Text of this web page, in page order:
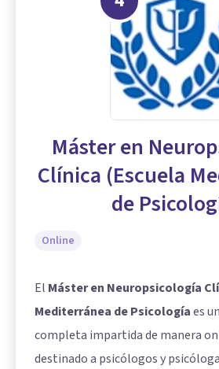
Máster en
Clínica (Escuela
de
Online
El Máster en Neuropsicología
Mediterránea de Psicologíaes
completa impartida de manera
destinado a psicólogos y